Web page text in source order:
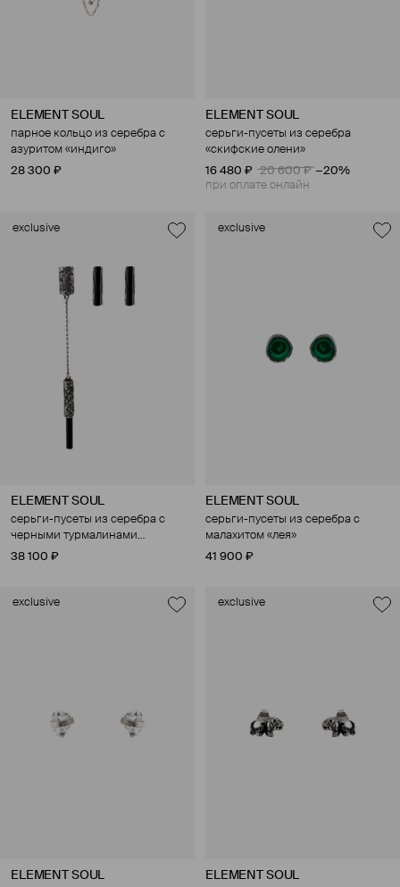
ELEMENT SOUL
парное кольцо из серебра с
азуритом «индиго»
28 300 ₽
ELEMENT SOUL
серьги-пусеты из серебра
«скифские олени»
16 480 ₽
20 600 ₽ −20%
при оплате онлайн
exclusive
ELEMENT SOUL
серьги-пусеты из серебра с
черными турмалинами
«асимметрия черного трио»
38 100 ₽
exclusive
ELEMENT SOUL
серьги-пусеты из серебра с
малахитом «лея»
41 900 ₽
exclusive
ELEMENT SOUL
exclusive
ELEMENT SOUL